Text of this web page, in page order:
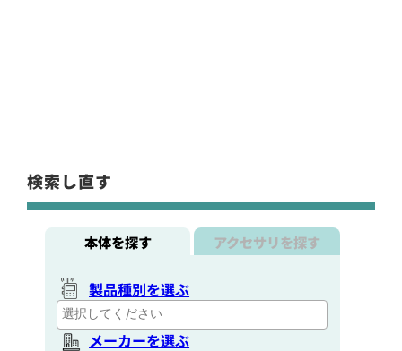
検索し直す
本体を探す アクセサリを探す
製品種別を選ぶ
メーカーを選ぶ